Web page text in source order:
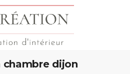
chambre dijon